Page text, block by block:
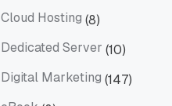
Cloud Hosting (8)
Dedicated Server (10)
Digital Marketing (147)